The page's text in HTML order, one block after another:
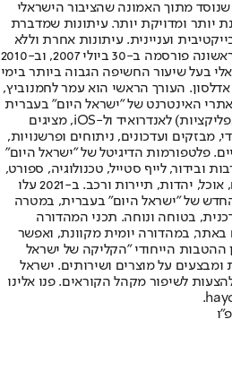
מתוך האמונה שהציבור הישראלי
יותר ומדויקת יותר. עיתונות שמדברת
ועניינית. עיתונות אחרת וללא
תשלום. המהדורה המודפסת הראשונה פורסמה ב-30 ביולי 2007, וב-2010
בעל שיעור החשיפה הגבוה ביותר בימי
העורך הראשי הוא עמר לחמנוביץ,
האינטרנט של "ישראל היום" בעברית
ובאנגלית, כמו כן היישומונים (אפליקציות) לאנדרואיד ול-iOS, מציגים
מבזקים ועדכונים, ניתוחים ופרשנויות,
פלטפורמות הדיגיטל של "ישראל היום"
ובידור, לייף סטייל, טכנולוגיה, ספורט,
כלכלה וצרכנות, בריאות, חיילים, אוכל, יהדות, תיירות ורכב. ב-2021 עלו
של "ישראל היום" בעברית, במטרה
בטוחה ונוחה. תכני המהדורה
באתר, במהדורה יומית מקוונת, ואפשר
ההטבות הייחודי "הקליקה של ישראל
ומבצעים על מוצרים ושירותים. ישראל
לשיפור מקהל הקוראים. פנו אלינו